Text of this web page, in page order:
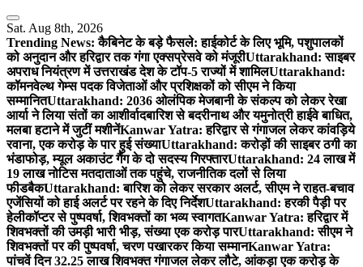
Skip
to
content
Sat. Aug 8th, 2026
Trending News: कैबिनेट के बड़े फैसले: हाईकोर्ट के लिए भूमि, पशुपालकों
को अनुदान और हरिद्वार तक गंगा एक्सप्रेसवे को मंजूरीUttarakhand: साइबर
अपराध नियंत्रण में उत्तराखंड देश के टॉप-5 राज्यों में शामिलUttarakhand:
कॉमनवेल्थ गेम्स पदक विजेताओं और प्रशिक्षकों को सीएम ने किया
सम्मानितUttarakhand: 2036 ओलंपिक मेजबानी के संकल्प को लेकर रेखा
आर्या ने लिया संतों का आशीर्वादबारिश से बदरीनाथ और यमुनोत्री हाईवे बाधित,
मलबा हटाने में जुटीं मशीनेंKanwar Yatra: हरिद्वार से गंगाजल लेकर कांवड़िये
रवाना, एक करोड़ के पार हुई संख्याUttarakhand: करोड़ों की साइबर ठगी का
भंडाफोड़, म्यूल अकाउंट गैंग के दो सदस्य गिरफ्तारUttarakhand: 24 लाख में
19 लाख नोटिस मतदाताओं तक पहुंचे, राजनीतिक दलों से लिया
फीडबैकUttarakhand: बारिश को लेकर सरकार अलर्ट, सीएम ने राहत-बचाव
एजेंसियों को हाई अलर्ट पर रहने के दिए निर्देशUttarakhand: हरकी पैड़ी पर
हेलीकॉप्टर से पुष्पवर्षा, शिवभक्तों का भव्य स्वागतKanwar Yatra: हरिद्वार में
शिवभक्तों की उमड़ी भारी भीड़, संख्या एक करोड़ पारUttarakhand: सीएम ने
शिवभक्तों पर की पुष्पवर्षा, चरण पखारकर किया सम्मानKanwar Yatra:
पांचवें दिन 32.25 लाख शिवभक्त गंगाजल लेकर लौटे, आंकड़ा एक करोड़ के